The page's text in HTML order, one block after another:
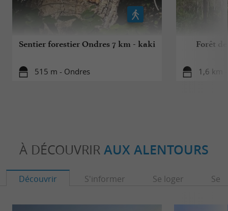
Sentier forestier Ondres 7 km - kaki
515 m - Ondres
Forêt
1,6 km
À DÉCOUVRIR AUX ALENTOURS
Découvrir S'informer Se loger Se